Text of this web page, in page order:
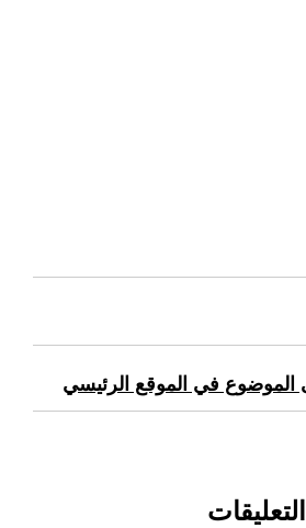
الموضوع في الموقع الرئيسي
التعليقات